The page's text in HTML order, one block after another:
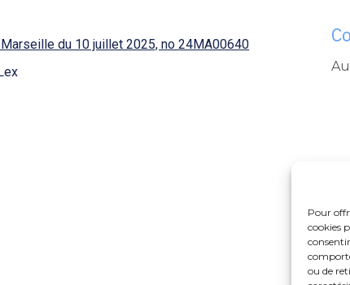
Pour
cookies
ou de
du 10 juillet 2025, no 24MA00640